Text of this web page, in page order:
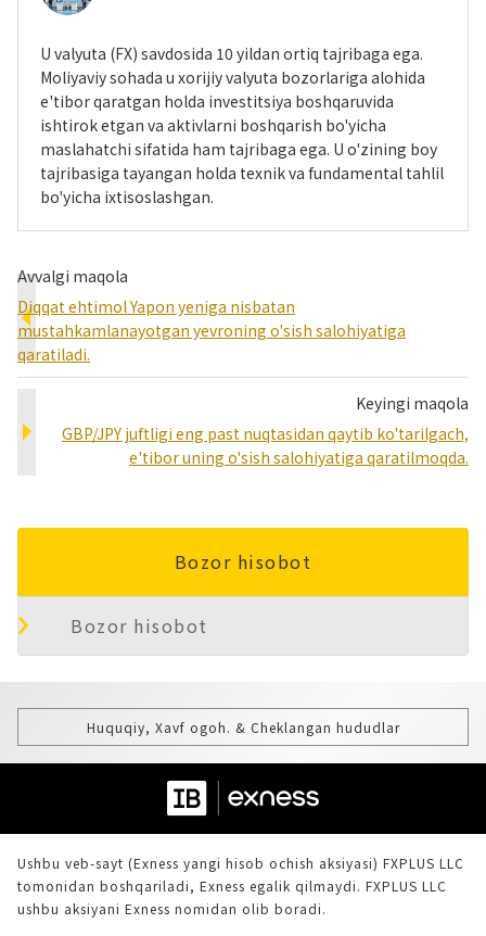
U valyuta (FX) savdosida 10 yildan ortiq tajribaga ega.
Moliyaviy sohada u xorijiy valyuta bozorlariga alohida
e'tibor qaratgan holda investitsiya boshqaruvida
ishtirok etgan va aktivlarni boshqarish bo'yicha
maslahatchi sifatida ham tajribaga ega. U o'zining boy
tajribasiga tayangan holda texnik va fundamental tahlil
bo'yicha ixtisoslashgan.
Avvalgi maqola
Diqqat ehtimol Yapon yeniga nisbatan
mustahkamlanayotgan yevroning o'sish salohiyatiga
qaratiladi.
Keyingi maqola
GBP/JPY juftligi eng past nuqtasidan qaytib ko'tarilgach,
e'tibor uning o'sish salohiyatiga qaratilmoqda.
Bozor hisobot
Bozor hisobot
Huquqiy, Xavf ogoh. & Cheklangan hududlar
Ushbu veb-sayt (Exness yangi hisob ochish aksiyasi) FXPLUS LLC
tomonidan boshqariladi, Exness egalik qilmaydi. FXPLUS LLC
ushbu aksiyani Exness nomidan olib boradi.